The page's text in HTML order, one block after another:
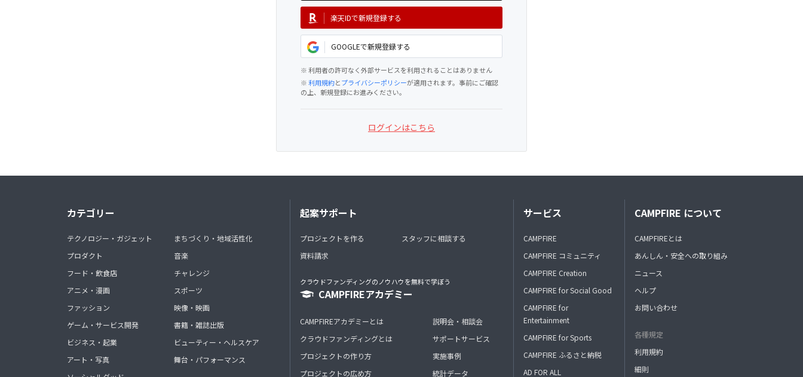
楽天IDで新規登録する
GOOGLEで新規登録する
※ 利用者の許可なく外部サービスを利用されることはありません
※利用規約とプライバシーポリシーが適用されます。事前にご確認
の上、新規登録にお進みください。
ログインはこちら
カテゴリー
テクノロジー・ガジェット
プロダクト
フード・飲食店
アニメ・漫画
ファッション
ゲーム・サービス開発
ビジネス・起業
アート・写真
まちづくり・地域活性化
音楽
チャレンジ
スポーツ
映像・映画
書籍・雑誌出版
ビューティー・ヘルスケア
舞台・パフォーマンス
起案サポート
プロジェクトを作る
資料請求
スタッフに相談する
クラウドファンディングのノウハウを無料で学ぼう
CAMPFIREアカデミー
CAMPFIREアカデミーとは
クラウドファンディングとは
プロジェクトの作り方
プロジェクトの広め方
説明会・相談会
サポートサービス
実施事例
統計データ
サービス
CAMPFIRE
CAMPFIRE コミュニティ
CAMPFIRE Creation
CAMPFIRE for Social Good
CAMPFIRE for
Entertainment
CAMPFIRE for Sports
CAMPFIRE ふるさと納税
AD FOR ALL
CAMPFIRE について
CAMPFIREとは
あんしん・安全への取り組み
ニュース
ヘルプ
お問い合わせ
各種規定
利用規約
細則